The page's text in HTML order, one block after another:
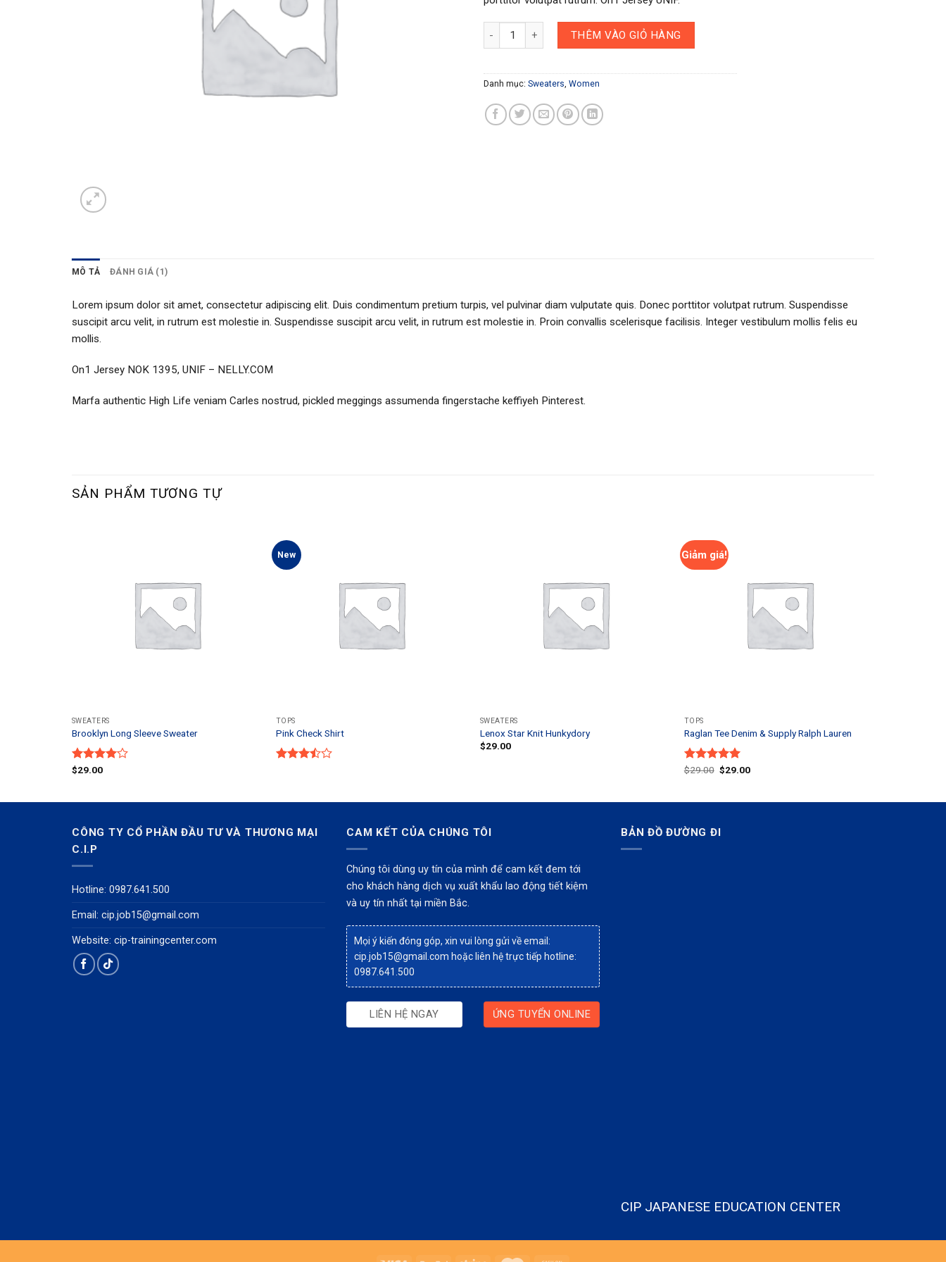
On1 Jersey UNIF số lượng
THÊM VÀO GIỎ HÀNG
Danh mục: Sweaters, Women
MÔ TẢ ĐÁNH GIÁ (1)
Lorem ipsum dolor sit amet, consectetur adipiscing elit. Duis condimentum pretium turpis, vel pulvinar diam vulputate quis. Donec porttitor volutpat rutrum. Suspendisse
suscipit arcu velit, in rutrum est molestie in. Suspendisse suscipit arcu velit, in rutrum est molestie in. Proin convallis scelerisque facilisis. Integer vestibulum mollis felis eu
mollis.
On1 Jersey NOK 1395, UNIF – NELLY.COM
Marfa authentic High Life veniam Carles nostrud, pickled meggings assumenda fingerstache keffiyeh Pinterest.
SẢN PHẨM TƯƠNG TỰ
SWEATERS
Brooklyn Long Sleeve Sweater
Được
sao
$29.00
New
TOPS
Pink Check Shirt
3.505
SWEATERS
Lenox Star Knit Hunkydory
$29.00
Giảm giá!
TOPS
Raglan Tee Denim & Supply Ralph Lauren
Được xếp
$29.00 Original
price
$29.00Current
CÔNG TY CỔ PHẦN ĐẦU TƯ VÀ THƯƠNG MẠI
C.I.P
Hotline: 0987.641.500
Email: cip.job15@gmail.com
Website: cip-trainingcenter.com
CAM KẾT CỦA CHÚNG TÔI
Chúng tôi dùng uy tín của mình để cam kết đem tới
cho khách hàng dịch vụ xuất khẩu lao động tiết kiệm
và uy tín nhất tại miền Bắc.
Mọi ý kiến đóng góp, xin vui lòng gửi về email:
cip.job15@gmail.com hoặc liên hệ trực tiếp hotline:
0987.641.500
LIÊN HỆ NGAY ỨNG TUYỂN ONLINE
BẢN ĐỒ ĐƯỜNG ĐI
CIP JAPANESE EDUCATION CENTER